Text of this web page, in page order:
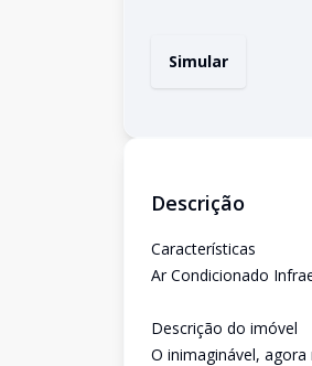
Simular
Descrição
Características
Ar Condicionado
Descrição do imóvel
O inimaginável, agora